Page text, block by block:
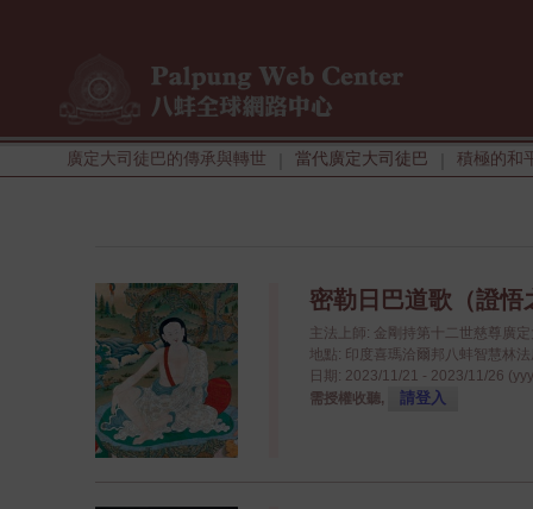
廣定大司徒巴的傳承與轉世 當代廣定大司徒巴 積極的和
密勒日巴道歌（證悟
主法上師: 金剛持第十二世慈尊廣
地點: 印度喜瑪洽爾邦八蚌智慧林
日期: 2023/11/21 - 2023/11/26
需授權收聽,
請登入